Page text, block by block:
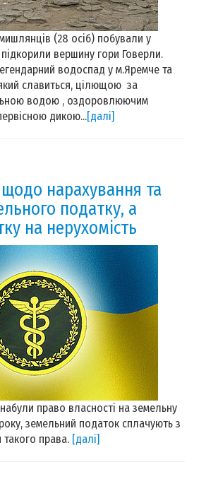
(28 осіб) побували у
вершину гори Говерли.
водоспад у м.Яремче та
славиться, цілющою за
водою , оздоровлюючим
дикою...[далі]
нарахування та
податку, а
на нерухомість
право власності на земельну
земельний податок сплачують з
такого права. [далі]